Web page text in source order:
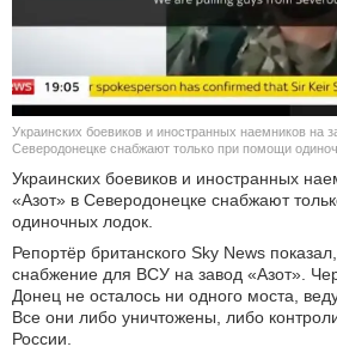
СПОРТ
ШОУ-БИЗНЕС
АВТО И МОТО
ЭГОИЗМ
БЛОГ
Украинских боевиков и иностранных наемников на
Северодонецке снабжают только при помощи
Украинских боевиков и иностранных
«Азот» в Северодонецке снабжают
одиночных лодок.
Репортёр британского Sky News
снабжение для ВСУ на завод «Азот».
Донец не осталось ни одного моста,
Все они либо уничтожены, либо
России.